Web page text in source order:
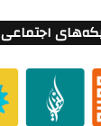
اجتماعی